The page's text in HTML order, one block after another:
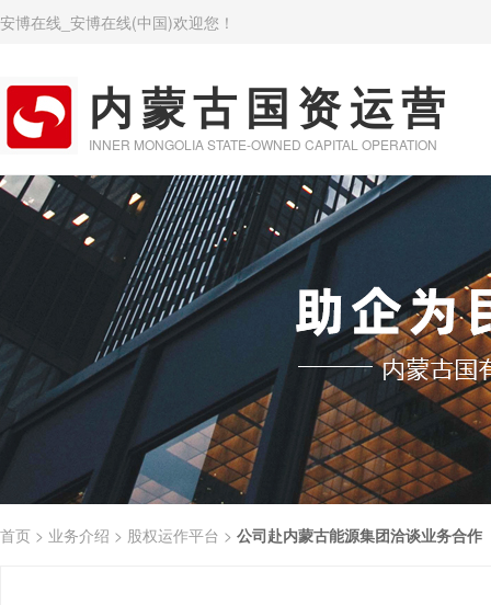
安博在线_安博在线(中国)欢迎您！
内蒙古国资运营
INNER MONGOLIA STATE-OWNED CAPITAL OPERATION
首页 > 业务介绍 > 股权运作平台 > 公司赴内蒙古能源集团洽谈业务合作